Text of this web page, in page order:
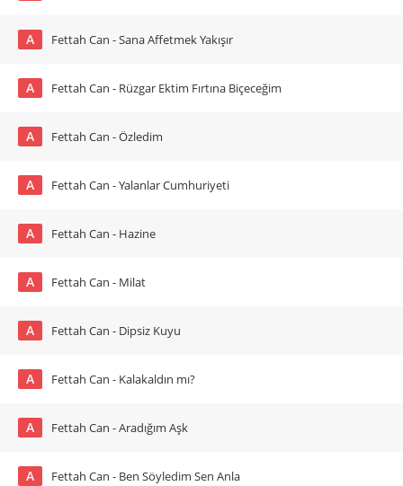
A Fettah Can - Sana Affetmek Yakışır
A Fettah Can - Rüzgar Ektim Fırtına Biçeceğim
A Fettah Can - Özledim
A Fettah Can - Yalanlar Cumhuriyeti
A Fettah Can - Hazine
A Fettah Can - Milat
A Fettah Can - Dipsiz Kuyu
A Fettah Can - Kalakaldın mı?
A Fettah Can - Aradığım Aşk
A Fettah Can - Ben Söyledim Sen Anla